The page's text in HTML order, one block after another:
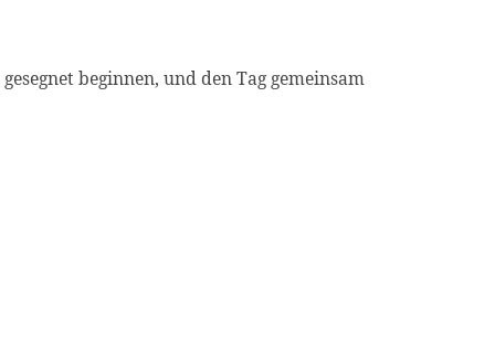
beginnen, und den Tag gemeinsam